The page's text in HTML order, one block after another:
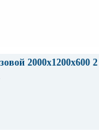
2000х1200х600